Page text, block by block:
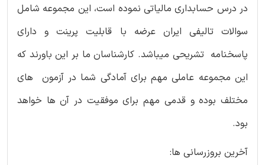
در درس حسابداری مالیاتی نموده است، این مجموعه شامل
سوالات تالیفی ایران عرضه با قابلیت پرینت و دارای
پاسخنامه تشریحی میباشد. کارشناسان ما بر این باورند که
این مجموعه عاملی مهم برای آمادگی شما در آزمون های
مختلف بوده و قدمی مهم برای موفقیت در آن ها خواهد
بود.
آخرین بروزرسانی ها: